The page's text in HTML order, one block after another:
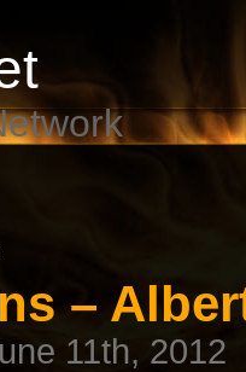
–
11th, 2012